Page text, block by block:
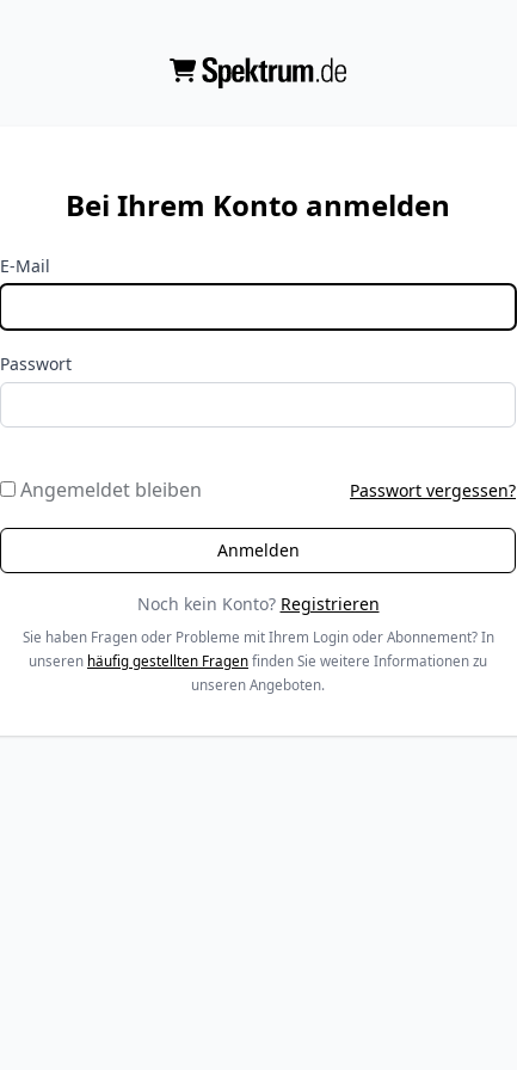
Bei Ihrem Konto anmelden
E-Mail
Passwort
Angemeldet bleiben Passwort vergessen?
Noch kein Konto? Registrieren
Sie haben Fragen oder Probleme mit Ihrem Login oder Abonnement? In
unseren häufig gestellten Fragen finden Sie weitere Informationen zu
unseren Angeboten.